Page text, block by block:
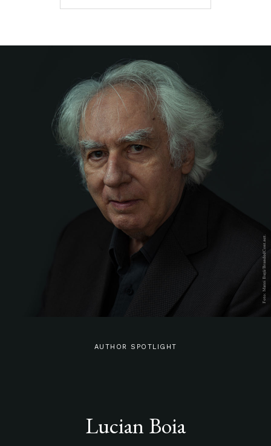
AUTHOR SPOTLIGHT
Lucian Boia